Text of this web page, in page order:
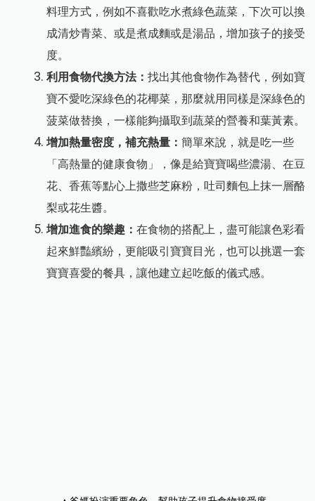
料理方式，例如不喜歡吃水煮綠色蔬菜，下次可以換
成清炒青菜、或是煮成麵或是湯品，增加孩子的接受
度。
利用食物代換方法：找出其他食物作為替代，例如寶
寶不愛吃深綠色的花椰菜，那麼就用同樣是深綠色的
菠菜做替換，一樣能夠攝取到蔬菜的營養和葉黃素。
增加熱量密度，補充熱量 ：簡單來說，就是吃一些
「高熱量的健康食物」，像是給寶寶喝些濃湯、在豆
花、香蕉等點心上撒些芝麻粉，吐司麵包上抹一層酪
梨或花生醬。
增加進食的樂趣 ：在食物的搭配上，盡可能讓色彩看
起來鮮豔繽紛，更能吸引寶寶目光，也可以挑選一套
寶寶喜愛的餐具，讓他建立起吃飯的儀式感。